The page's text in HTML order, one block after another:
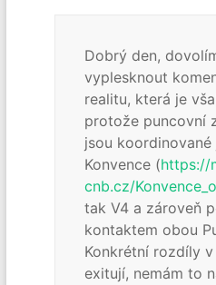
Dobrý den,
vyplesknout
realitu, která je
protože puncovní
jsou
Konvence (https://
cnb.cz/
tak V4 a zároveň
kontaktem obou
Konkrétní rozdíly
exitují, nemám to